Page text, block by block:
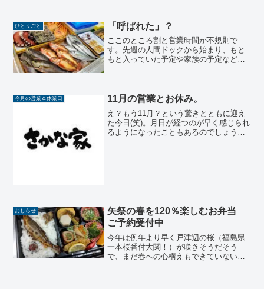
クアウト」をご案内しています。わざわ
ざお店に足を運ばれな...
ひとりごと 「呼ばれた」？
ここのところ割と営業時間が不規則で
す。先週の人間ドックから始まり、もと
もと入っていた予定や家族の予定などが
こち走り回っています。休ん...
今月の営業＆休業日 11月の営業とお休み。
え？もう11月？という驚きとともに迎え
た今日(笑)。月日が経つのが早く感じられ
るようになったこともあるのでしょう
おしらせ
矢祭の春を120％楽しむお弁当
ご予約受付中
今年は例年より早く戸津辺の桜（福島県
一本桜番付大関！）が咲きそうだそう
で、まだ春への心構えもできていないの